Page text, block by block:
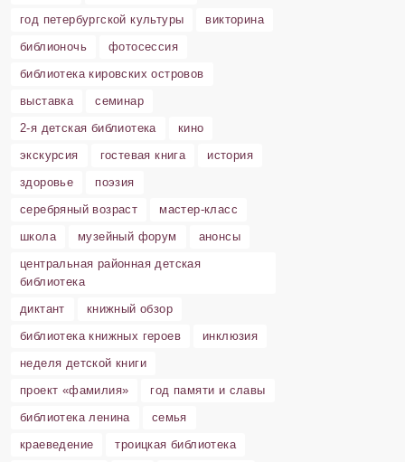
год петербургской культуры
викторина
библионочь
фотосессия
библиотека кировских островов
выставка
семинар
2-я детская библиотека
кино
экскурсия
гостевая книга
история
здоровье
поэзия
серебряный возраст
мастер-класс
школа
музейный форум
анонсы
центральная районная детская
библиотека
диктант
книжный обзор
библиотека книжных героев
инклюзия
неделя детской книги
проект «фамилия»
год памяти и славы
библиотека ленина
семья
краеведение
троицкая библиотека